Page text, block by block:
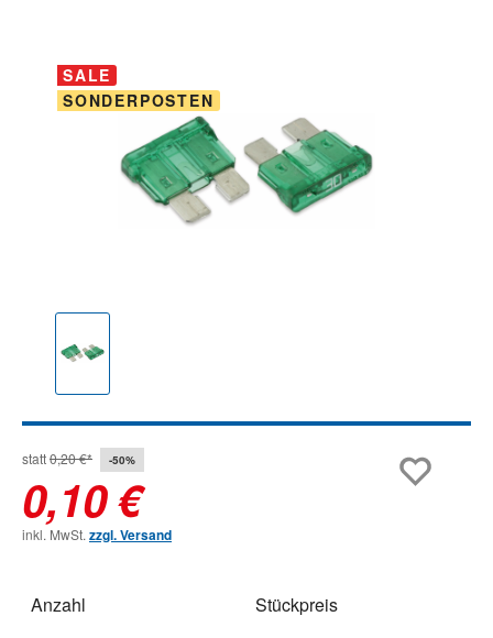
Bildergalerie überspringen
SALE
SONDERPOSTEN
statt0,20 €* -50%
0,10 €
inkl. MwSt. zzgl. Versand
Anzahl
Stückpreis